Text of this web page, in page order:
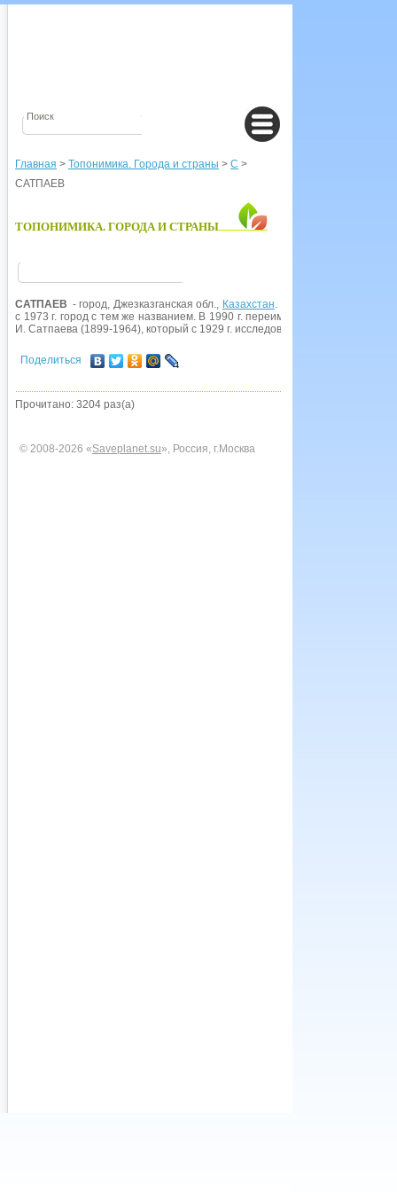
Главная > Топонимика. Города и страны > С >
САТПАЕВ
ТОПОНИМИКА. ГОРОДА И СТРАНЫ
САТПАЕВ - город, Джезказганская обл., Казахстан. Возник в 1956 г. как
с 1973 г. город с тем же названием. В 1990 г. переименован в
И. Сатпаева (1899-1964), который с 1929 г. исследовал Джезказганское
Поделиться
Прочитано: 3204 раз(а)
© 2008-2026 «Saveplanet.su», Россия, г.Москва